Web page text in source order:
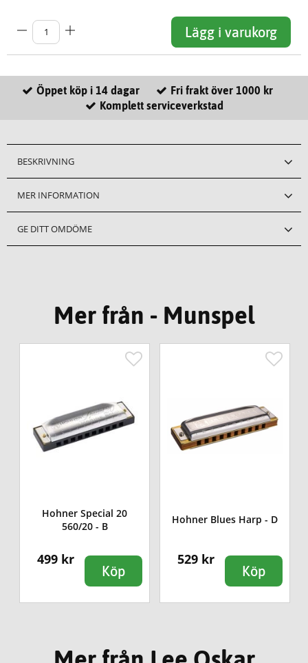
Lägg i varukorg
Öppet köp i 14 dagar
Fri frakt över 1000 kr
Komplett serviceverkstad
BESKRIVNING
MER INFORMATION
GE DITT OMDÖME
Mer från - Munspel
Hohner Special 20
560/20 - B
499 kr
Köp
Hohner Blues Harp - D
529 kr
Köp